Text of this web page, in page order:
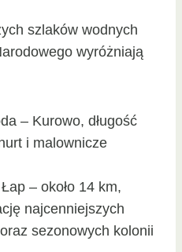
szlaków wodnych
wyróżniają
– Kurowo, długość
i malownicze
– około 14 km,
najcenniejszych
sezonowych kolonii